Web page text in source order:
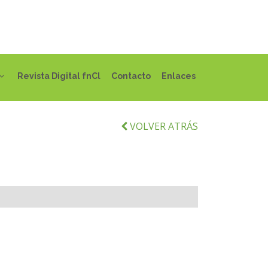
Revista Digital fnCl Contacto Enlaces
VOLVER ATRÁS